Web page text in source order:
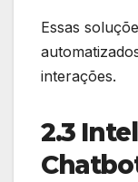
Essas
interações.
2.3